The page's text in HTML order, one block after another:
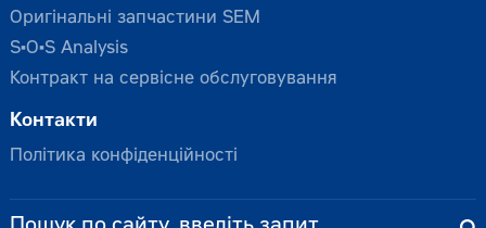
Оригінальні запчастини SEM
S•O•S Analysis
Контракт на сервісне обслуговування
Контакти
Політика конфіденційності